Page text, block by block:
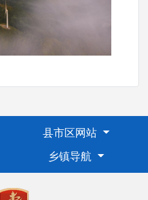
县市区网站
乡镇导航